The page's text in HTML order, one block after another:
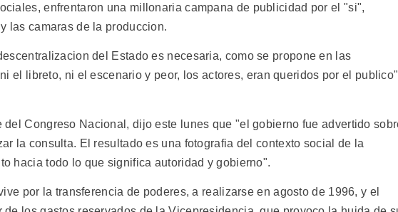
enfrentaron una millonaria campana de publicidad por el "si",
las camaras de la produccion.
del Estado es necesaria, como se propone en las
el libreto, ni el escenario y peor, los actores, eran queridos por el
del Congreso Nacional, dijo este lunes que "el gobierno fue advertido
la consulta. El resultado es una fotografia del contexto social de la
hacia todo lo que significa autoridad y gobierno".
por la transferencia de poderes, a realizarse en agosto de 1996, y el